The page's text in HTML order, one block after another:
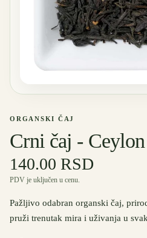
ORGANSKI ČAJ
Crni čaj -
140.00 RSD
PDV je uključen u cenu.
Pažljivo odabran organski čaj,
pruži trenutak mira i uživanja u